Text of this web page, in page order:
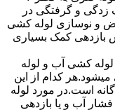
زدگی و گرفتگی در
و نوسازی لوله کشی
بازدهی کمک بسیاری
کشی آب و لوله
کدام از این
است.در مورد لوله
آب و یا بازدهی